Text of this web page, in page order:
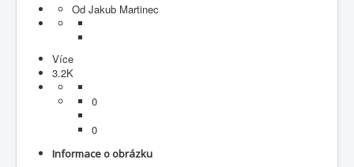
Od Jakub Martinec
Více
3.2K
0
0
Informace o obrázku